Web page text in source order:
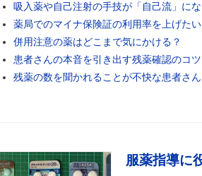
吸入薬や自己注射の手技が「自己流」に
薬局でのマイナ保険証の利用率を上げたい
併用注意の薬はどこまで気にかける？
患者さんの本音を引き出す残薬確認のコツ
残薬の数を聞かれることが不快な患者さん
服薬指導に